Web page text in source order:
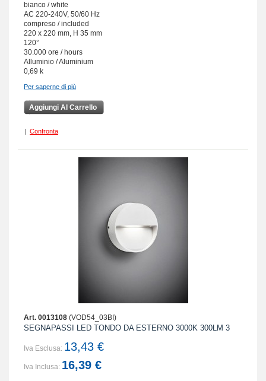
bianco / white
AC 220-240V, 50/60 Hz
compreso / included
220 x 220 mm, H 35 mm
120°
30.000 ore / hours
Alluminio / Aluminium
0,69 k
Per saperne di più
Aggiungi Al Carrello
| Confronta
Art. 0013108 (VOD54_03BI)
SEGNAPASSI LED TONDO DA ESTERNO 3000K 300LM 3
Iva Esclusa: 13,43 €
Iva Inclusa: 16,39 €